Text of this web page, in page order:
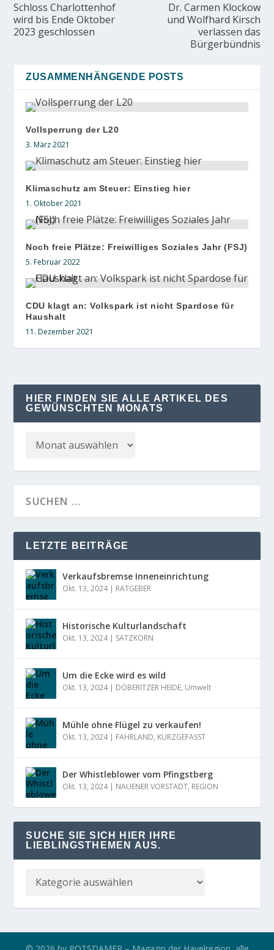
Schloss Charlottenhof
wird bis Ende Oktober
2023 geschlossen
Dr. Carmen Klockow
und Wolfhard Kirsch
verlassen das
Bürgerbündnis
ZUSAMMENHÄNGENDE POSTS
Vollsperrung der L20
3. März 2021
Klimaschutz am Steuer: Einstieg hier
1. Oktober 2021
Noch freie Plätze: Freiwilliges Soziales Jahr (FSJ)
5. Februar 2022
CDU klagt an: Volkspark ist nicht Spardose für
Haushalt
11. Dezember 2021
HIER FINDEN SIE ALLE ARTIKEL DES
GEWÜNSCHTEN MONATS
LETZTE BEITRÄGE
Verkaufsbremse Inneneinrichtung
Okt. 13, 2024| RATGEBER
Historische Kulturlandschaft
Okt. 13, 2024| SATZKORN
Um die Ecke wird es wild
Okt. 13, 2024| DÖBERITZER HEIDE, Umwelt
Mühle ohne Flügel zu verkaufen!
Okt. 13, 2024| FAHRLAND, KURZGEFASST
Der Whistleblower vom Pfingstberg
Okt. 13, 2024| NAUENER VORSTADT, REGION
SUCHE SIE SICH HIER IHRE
LIEBLINGSTHEMEN AUS.